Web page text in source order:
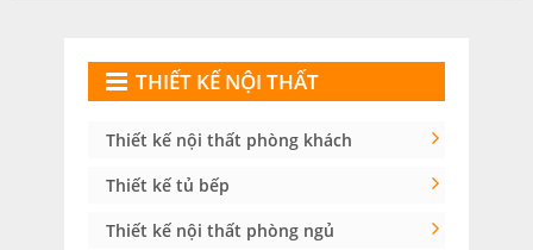
THIẾT KẾ NỘI THẤT
Thiết kế nội thất phòng khách
Thiết kế tủ bếp
Thiết kế nội thất phòng ngủ